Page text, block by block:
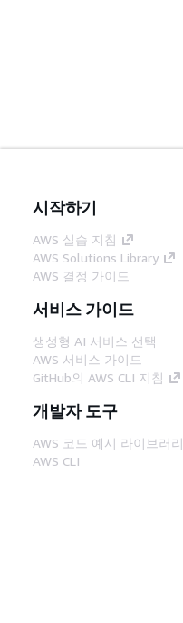
시작하기
AWS 실습 지침
AWS Solutions Library
AWS 결정 가이드
서비스 가이드
생성형 AI 서비스 선택
AWS 서비스 가이드
GitHub의 AWS CLI 지침
개발자 도구
AWS 코드 예시 라이브러리
AWS CLI